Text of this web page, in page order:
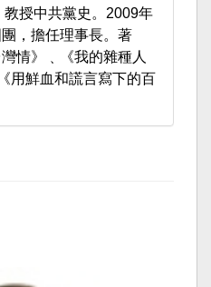
教授中共黨史。2009年
，擔任理事長。著
情》﹑《我的雜種人
用鮮血和謊言寫下的百